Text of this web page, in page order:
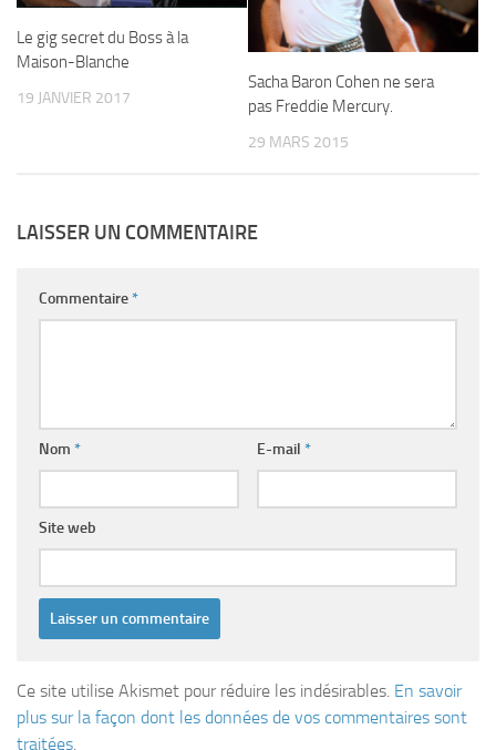
Le gig secret du Boss à la
Maison-Blanche
19 JANVIER 2017
Sacha Baron Cohen ne sera
pas Freddie Mercury.
29 MARS 2015
LAISSER UN COMMENTAIRE
Commentaire*
Nom * E-mail *
Site web
Ce site utilise Akismet pour réduire les indésirables. En savoir
plus sur la façon dont les données de vos commentaires sont
traitées